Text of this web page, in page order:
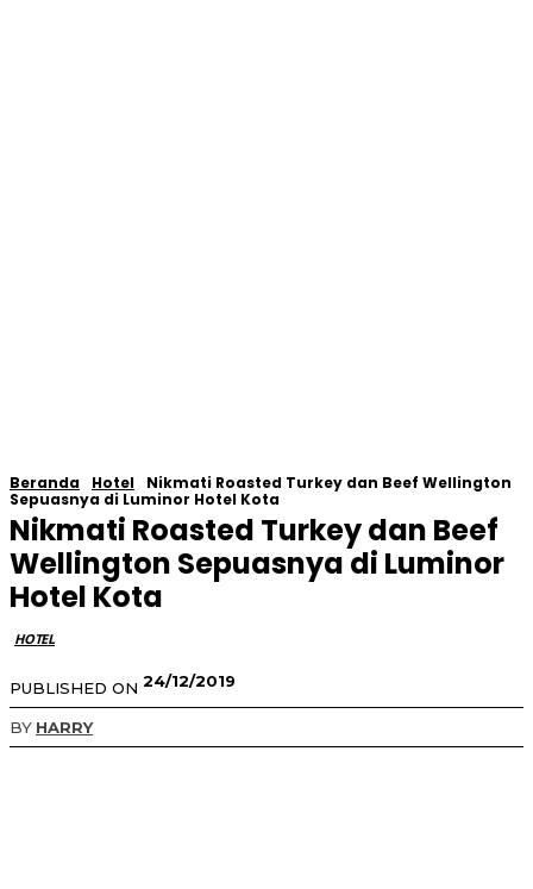
Beranda Hotel
Nikmati Roasted Turkey dan Beef Wellington
Sepuasnya di Luminor Hotel Kota
Nikmati Roasted Turkey dan Beef
Wellington Sepuasnya di Luminor
Hotel Kota
HOTEL
PUBLISHED ON 24/12/2019
BY HARRY